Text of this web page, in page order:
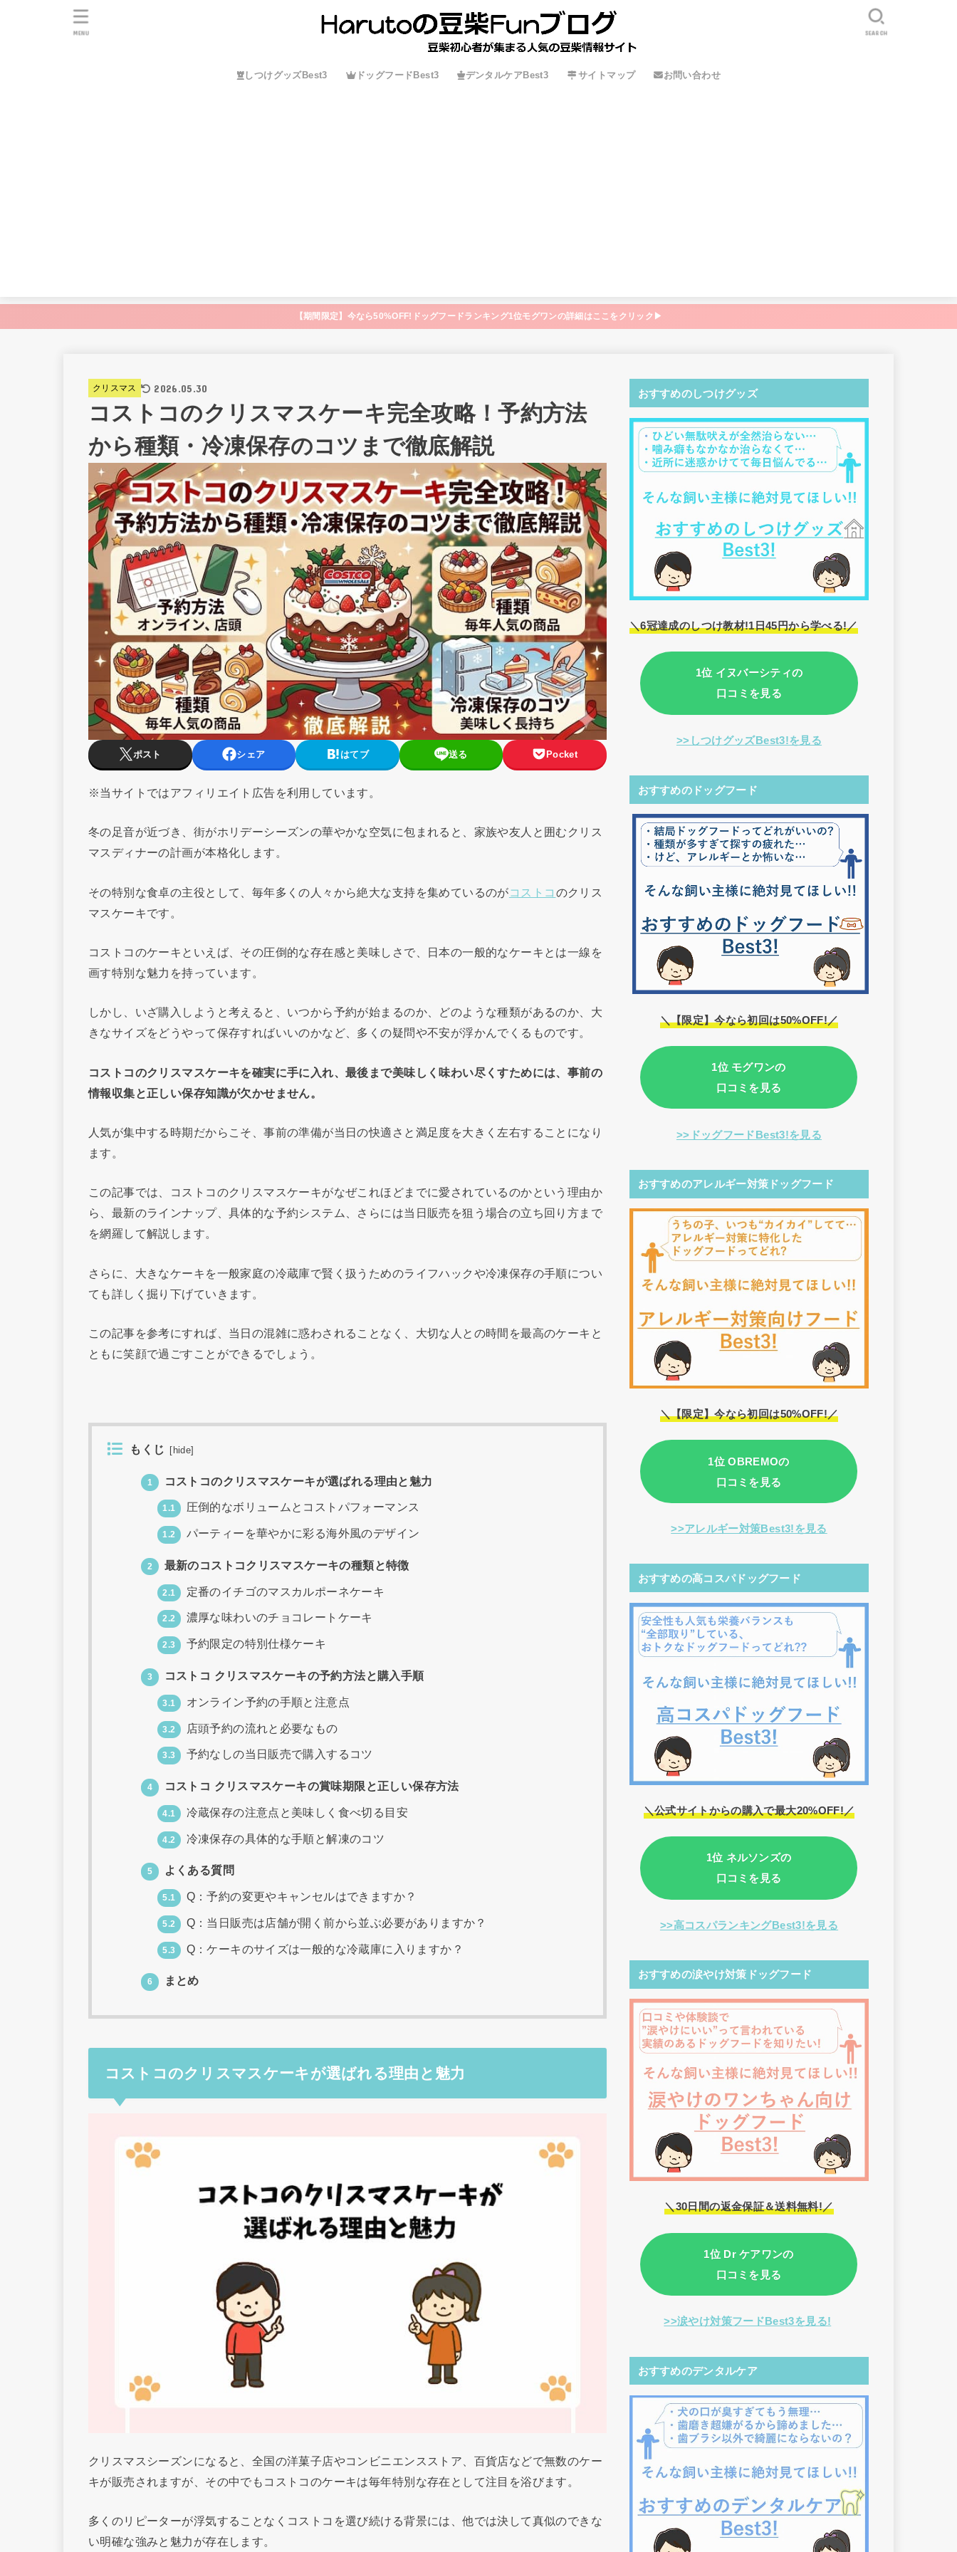
しつけグッズBest3 ドッグフードBest3 デンタルケアBest3 サイトマップ お問い合わせ
SEARCH
MENU
【期間限定】今なら50%OFF!ドッグフードランキング1位モグワンの詳細はここをクリック▶
クリスマス 2026.05.30
コストコのクリスマスケーキ完全攻略！予約方法
から種類・冷凍保存のコツまで徹底解説
ポスト シェア はてブ 送る Pocket
※当サイトではアフィリエイト広告を利用しています。
冬の足音が近づき、街がホリデーシーズンの華やかな空気に包まれると、家族や友人と囲むクリス
マスディナーの計画が本格化します。
その特別な食卓の主役として、毎年多くの人々から絶大な支持を集めているのがコストコ のクリス
マスケーキです。
コストコのケーキといえば、その圧倒的な存在感と美味しさで、日本の一般的なケーキとは一線を
画す特別な魅力を持っています。
しかし、いざ購入しようと考えると、いつから予約が始まるのか、どのような種類があるのか、大
きなサイズをどうやって保存すればいいのかなど、多くの疑問や不安が浮かんでくるものです。
コストコのクリスマスケーキを確実に手に入れ、最後まで美味しく味わい尽くすためには、事前の
情報収集と正しい保存知識が欠かせません。
人気が集中する時期だからこそ、事前の準備が当日の快適さと満足度を大きく左右することになり
ます。
この記事では、コストコのクリスマスケーキがなぜこれほどまでに愛されているのかという理由か
ら、最新のラインナップ、具体的な予約システム、さらには当日販売を狙う場合の立ち回り方まで
を網羅して解説します。
さらに、大きなケーキを一般家庭の冷蔵庫で賢く扱うためのライフハックや冷凍保存の手順につい
ても詳しく掘り下げていきます。
この記事を参考にすれば、当日の混雑に惑わされることなく、大切な人との時間を最高のケーキと
ともに笑顔で過ごすことができるでしょう。
もくじ [ hide]
1 コストコのクリスマスケーキが選ばれる理由と魅力
1.1 圧倒的なボリュームとコストパフォーマンス
1.2 パーティーを華やかに彩る海外風のデザイン
2 最新のコストコクリスマスケーキの種類と特徴
2.1 定番のイチゴのマスカルポーネケーキ
2.2 濃厚な味わいのチョコレートケーキ
2.3 予約限定の特別仕様ケーキ
3 コストコ クリスマスケーキの予約方法と購入手順
3.1 オンライン予約の手順と注意点
3.2 店頭予約の流れと必要なもの
3.3 予約なしの当日販売で購入するコツ
4 コストコ クリスマスケーキの賞味期限と正しい保存方法
4.1 冷蔵保存の注意点と美味しく食べ切る目安
4.2 冷凍保存の具体的な手順と解凍のコツ
5 よくある質問
5.1 Q：予約の変更やキャンセルはできますか？
5.2 Q：当日販売は店舗が開く前から並ぶ必要がありますか？
5.3 Q：ケーキのサイズは一般的な冷蔵庫に入りますか？
6 まとめ
コストコのクリスマスケーキが選ばれる理由と魅力
クリスマスシーズンになると、全国の洋菓子店やコンビニエンスストア、百貨店などで無数のケー
キが販売されますが、その中でもコストコのケーキは毎年特別な存在として注目を浴びます。
多くのリピーターが浮気することなくコストコを選び続ける背景には、他では決して真似のできな
い明確な強みと魅力が存在します。
おすすめのしつけグッズ
＼6冠達成のしつけ教材!1日45円から学べる!／
1位 イヌバーシティの
口コミを見る
>>しつけグッズBest3!を見る
おすすめのドッグフード
＼【限定】今なら初回は50%OFF!／
1位 モグワンの
口コミを見る
>>ドッグフードBest3!を見る
おすすめのアレルギー対策ドッグフード
＼【限定】今なら初回は50%OFF!／
1位 OBREMOの
口コミを見る
>>アレルギー対策Best3!を見る
おすすめの高コスパドッグフード
＼公式サイトからの購入で最大20%OFF!／
1位 ネルソンズの
口コミを見る
>>高コスパランキングBest3!を見る
おすすめの涙やけ対策ドッグフード
＼30日間の返金保証＆送料無料!／
1位 Dr ケアワンの
口コミを見る
>>涙やけ対策フードBest3を見る!
おすすめのデンタルケア